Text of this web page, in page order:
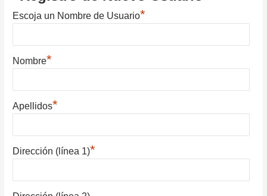
Escoja un Nombre de Usuario*
Nombre*
Apellidos*
Dirección (línea 1)*